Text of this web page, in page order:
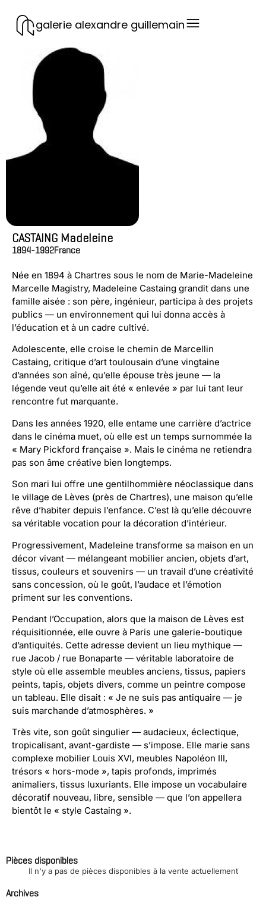
galerie alexandre guillemain
CASTAING Madeleine
1894-1992France
Née en 1894 à Chartres sous le nom de Marie-Madeleine
Marcelle Magistry, Madeleine Castaing grandit dans une
famille aisée : son père, ingénieur, participa à des projets
publics — un environnement qui lui donna accès à
l’éducation et à un cadre cultivé.
Adolescente, elle croise le chemin de Marcellin
Castaing, critique d’art toulousain d’une vingtaine
d’années son aîné, qu’elle épouse très jeune — la
légende veut qu’elle ait été « enlevée » par lui tant leur
rencontre fut marquante.
Dans les années 1920, elle entame une carrière d’actrice
dans le cinéma muet, où elle est un temps surnommée la
« Mary Pickford française ». Mais le cinéma ne retiendra
pas son âme créative bien longtemps.
Son mari lui offre une gentilhommière néoclassique dans
le village de Lèves (près de Chartres), une maison qu’elle
rêve d’habiter depuis l’enfance. C’est là qu’elle découvre
sa véritable vocation pour la décoration d’intérieur.
Progressivement, Madeleine transforme sa maison en un
décor vivant — mélangeant mobilier ancien, objets d’art,
tissus, couleurs et souvenirs — un travail d’une créativité
sans concession, où le goût, l’audace et l’émotion
priment sur les conventions.
Pendant l’Occupation, alors que la maison de Lèves est
réquisitionnée, elle ouvre à Paris une galerie-boutique
d’antiquités. Cette adresse devient un lieu mythique —
rue Jacob / rue Bonaparte — véritable laboratoire de
style où elle assemble meubles anciens, tissus, papiers
peints, tapis, objets divers, comme un peintre compose
un tableau. Elle disait : « Je ne suis pas antiquaire — je
suis marchande d’atmosphères. »
Très vite, son goût singulier — audacieux, éclectique,
tropicalisant, avant-gardiste — s’impose. Elle marie sans
complexe mobilier Louis XVI, meubles Napoléon III,
trésors « hors-mode », tapis profonds, imprimés
animaliers, tissus luxuriants. Elle impose un vocabulaire
décoratif nouveau, libre, sensible — que l’on appellera
bientôt le « style Castaing ».
Pièces disponibles
Il n'y a pas de pièces disponibles à la vente actuellement
Archives